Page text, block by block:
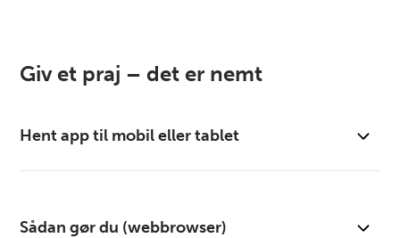
Giv et praj – det er nemt
Hent app til mobil eller tablet
Kommune (åbner i nyt vindue)(App Store)
Sådan gør du (webbrowser)